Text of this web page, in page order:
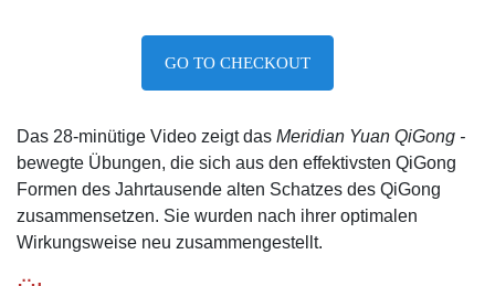
GO TO CHECKOUT
Das 28-minütige Video zeigt das Meridian Yuan QiGong -
bewegte Übungen, die sich aus den effektivsten QiGong
Formen des Jahrtausende alten Schatzes des QiGong
zusammensetzen. Sie wurden nach ihrer optimalen
Wirkungsweise neu zusammengestellt.